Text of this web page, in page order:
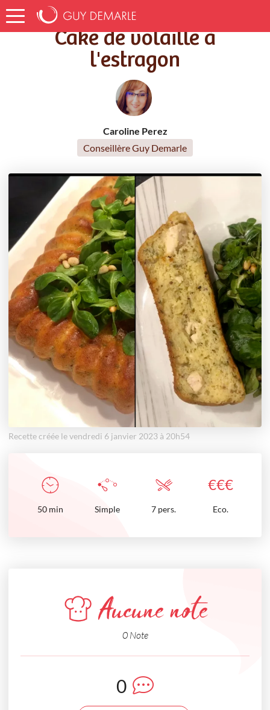
Accueil Recettes Cake de volaille à l'estragon
Cake de volaille à
l'estragon
Caroline Perez
Conseillère Guy Demarle
Recette créée le vendredi 6 janvier 2023 à 20h54
€€€
50 min Simple 7 pers. Eco.
Aucune note
0 Note
0